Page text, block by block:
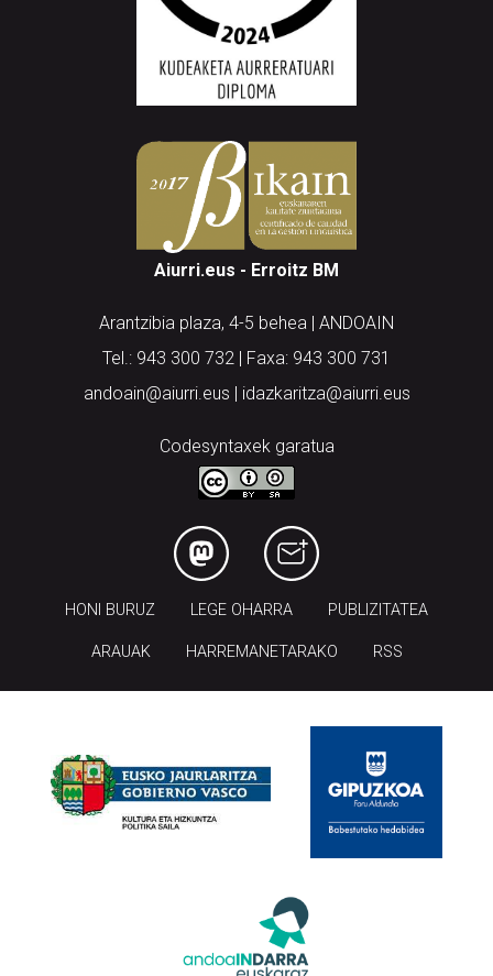
Aiurri.eus - Erroitz BM
Arantzibia plaza, 4-5 behea | ANDOAIN
Tel.: 943 300 732 | Faxa: 943 300 731
andoain@aiurri.eus | idazkaritza@aiurri.eus
Codesyntaxek garatua
HONI BURUZ LEGE OHARRA PUBLIZITATEA
ARAUAK HARREMANETARAKO RSS